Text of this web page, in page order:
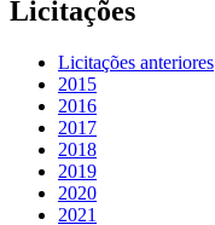
Licitações
Licitações anteriores
2015
2016
2017
2018
2019
2020
2021